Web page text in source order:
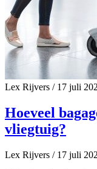
Lex Rijvers /17 juli
Hoeveel
vliegtuig?
Lex Rijvers /17 juli